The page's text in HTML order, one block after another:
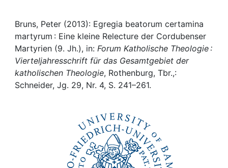
Awards
My FIS
Help
Bruns, Peter (2013): Egregia beatorum certamina
martyrum : Eine kleine Relecture der Cordubenser
Martyrien (9. Jh.), in: Forum Katholische Theologie :
Vierteljahresschrift für das Gesamtgebiet der
katholischen Theologie, Rothenburg, Tbr.,:
Schneider, Jg. 29, Nr. 4, S. 241–261.